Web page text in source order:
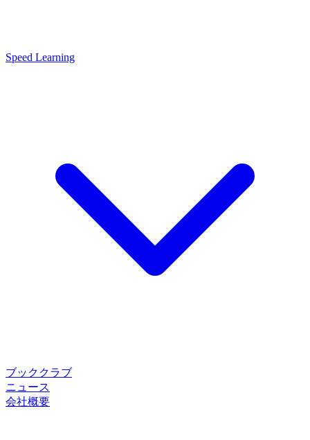
Speed Learning
ブッククラブ
ニュース
会社概要